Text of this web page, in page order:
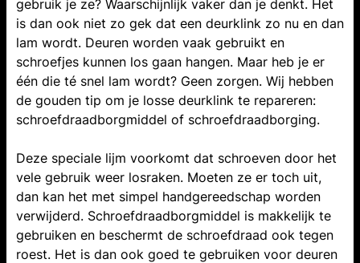
gebruik je ze? Waarschijnlijk vaker dan je denkt. Het
is dan ook niet zo gek dat een deurklink zo nu en dan
lam wordt. Deuren worden vaak gebruikt en
schroefjes kunnen los gaan hangen. Maar heb je er
één die té snel lam wordt? Geen zorgen. Wij hebben
de gouden tip om je losse deurklink te repareren:
schroefdraadborgmiddel of schroefdraadborging.
Deze speciale lijm voorkomt dat schroeven door het
vele gebruik weer losraken. Moeten ze er toch uit,
dan kan het met simpel handgereedschap worden
verwijderd. Schroefdraadborgmiddel is makkelijk te
gebruiken en beschermt de schroefdraad ook tegen
roest. Het is dan ook goed te gebruiken voor deuren